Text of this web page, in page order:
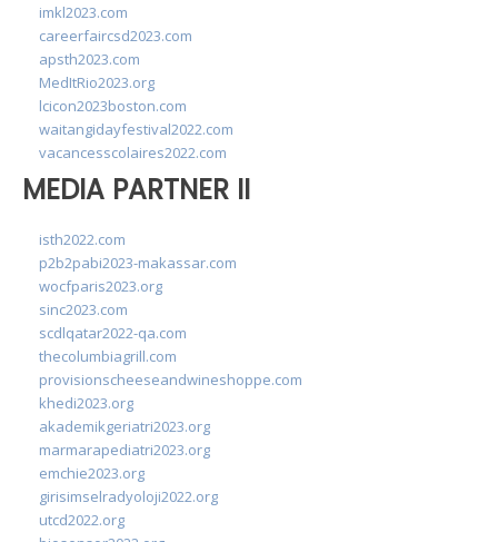
imkl2023.com
careerfaircsd2023.com
apsth2023.com
MedItRio2023.org
lcicon2023boston.com
waitangidayfestival2022.com
vacancesscolaires2022.com
MEDIA PARTNER II
isth2022.com
p2b2pabi2023-makassar.com
wocfparis2023.org
sinc2023.com
scdlqatar2022-qa.com
thecolumbiagrill.com
provisionscheeseandwineshoppe.com
khedi2023.org
akademikgeriatri2023.org
marmarapediatri2023.org
emchie2023.org
girisimselradyoloji2022.org
utcd2022.org